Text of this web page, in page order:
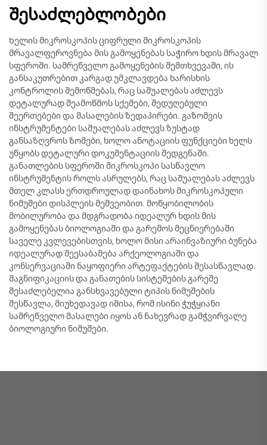
შესაძლებლობები
Ხელის მიკროსკოპის ციფრული მიკროსკოპის
მრავალფეროვნება მის გამოყენებას საჭირო ხდის მრავალ
სფეროში. სამრეწველო გამოყენების შემთხვევაში, ის
განსაკუთრებით კარგად უმკლავდება ხარისხის
კონტროლის შემოწმებას, რაც საშუალებას აძლევს
დეტალურად შეამოწმოს სქემები, შედუღებული
შეერთებები და მასალების ზედაპირები. გაზომვის
ინსტრუმენტები საშუალებას აძლევს ზუსტად
განსაზღვროს ზომები, ხოლო ანოტაციის ფუნქციები ხელს
უწყობს დეტალური დოკუმენტაციის შედგენაში.
განათლების სფეროში მიკროსკოპი სასწავლო
ინსტრუმენტის როლს ასრულებს, რაც საშუალებას აძლევს
მთელ კლასს ერთდროულად დაინახოს მიკროსკოპული
ნიმუშები დისპლეის მეშვეობით. მოწყობილობის
მობილურობა და მდგრადობა იდეალურ ხდის მის
გამოყენებას ბიოლოგიაში და გარემოს მეცნიერებაში
საველე კვლევებისთვის, ხოლო მისი არაინვაზიური ბუნება
იდეალურად შეესაბამება არქეოლოგიაში და
კონსერვაციაში ნაყოფიერი არტეფაქტების შესასწავლად.
მაგნიფიკაციის და განათების სისტემების გარეშე
შესაძლებელია განსხვავებული ტიპის ნიმუშების
შესწავლა, მიუხედავად იმისა, რომ ისინი ჭუჭყიანი
სამრეწველო მასალები იყოს ან ნახევრად გამჭვირვალე
ბიოლოგიური ნიმუშები.